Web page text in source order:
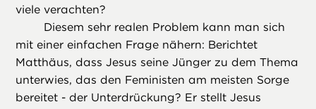
viele verachten?
Diesem sehr realen Problem kann man sich
mit einer einfachen Frage nähern: Berichtet
Matthäus, dass Jesus seine Jünger zu dem Thema
unterwies, das den Feministen am meisten Sorge
bereitet - der Unterdrückung? Er stellt Jesus